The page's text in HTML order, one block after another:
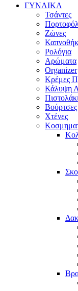
ΓΥΝΑΙΚΑ
Τσάντες
Ζώνες
Ρολόγια
Αρώματα
Organizer
Κρέμες
Κάλυψη
Βούρτσες
Χτένες